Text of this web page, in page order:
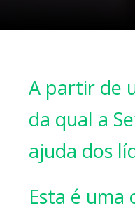
A partir de
da qual a
ajuda dos
Esta é